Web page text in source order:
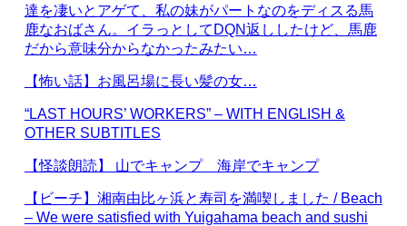
達を凄いとアゲて、私の妹がパートなのをディスる馬
鹿なおばさん。イラっとしてDQN返ししたけど、馬鹿
だから意味分からなかったみたい…
【怖い話】お風呂場に長い髪の女…
“LAST HOURS’ WORKERS” – WITH ENGLISH &
OTHER SUBTITLES
【怪談朗読】 山でキャンプ 海岸でキャンプ
【ビーチ】湘南由比ヶ浜と寿司を満喫しました / Beach
– We were satisfied with Yuigahama beach and sushi